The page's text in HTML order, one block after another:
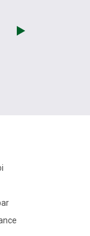
droits (nouvelle
les site de Fagerh